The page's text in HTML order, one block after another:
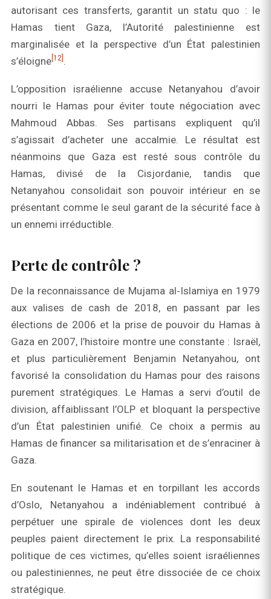
autorisant ces transferts, garantit un statu quo : le
Hamas tient Gaza, l’Autorité palestinienne est
marginalisée et la perspective d’un État palestinien
s’éloigne [12] .
L’opposition israélienne accuse Netanyahou d’avoir
nourri le Hamas pour éviter toute négociation avec
Mahmoud Abbas. Ses partisans expliquent qu’il
s’agissait d’acheter une accalmie. Le résultat est
néanmoins que Gaza est resté sous contrôle du
Hamas, divisé de la Cisjordanie, tandis que
Netanyahou consolidait son pouvoir intérieur en se
présentant comme le seul garant de la sécurité face à
un ennemi irréductible.
Perte de contrôle ?
De la reconnaissance de Mujama al‑Islamiya en 1979
aux valises de cash de 2018, en passant par les
élections de 2006 et la prise de pouvoir du Hamas à
Gaza en 2007, l’histoire montre une constante : Israël,
et plus particulièrement Benjamin Netanyahou, ont
favorisé la consolidation du Hamas pour des raisons
purement stratégiques. Le Hamas a servi d’outil de
division, affaiblissant l’OLP et bloquant la perspective
d’un État palestinien unifié. Ce choix a permis au
Hamas de financer sa militarisation et de s’enraciner à
Gaza.
En soutenant le Hamas et en torpillant les accords
d’Oslo, Netanyahou a indéniablement contribué à
perpétuer une spirale de violences dont les deux
peuples paient directement le prix. La responsabilité
politique de ces victimes, qu’elles soient israéliennes
ou palestiniennes, ne peut être dissociée de ce choix
stratégique.